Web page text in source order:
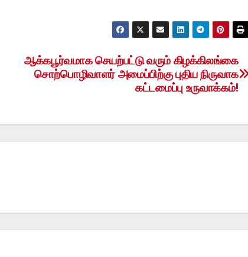
ஆக்கபூர்வமாக செயற்பட்டு வரும் கிழக்கிலங்கை
சொற்பொழிவாளர் அமைப்பிற்கு புதிய நிருவாக
கட்டமைப்பு உருவாக்கம்!